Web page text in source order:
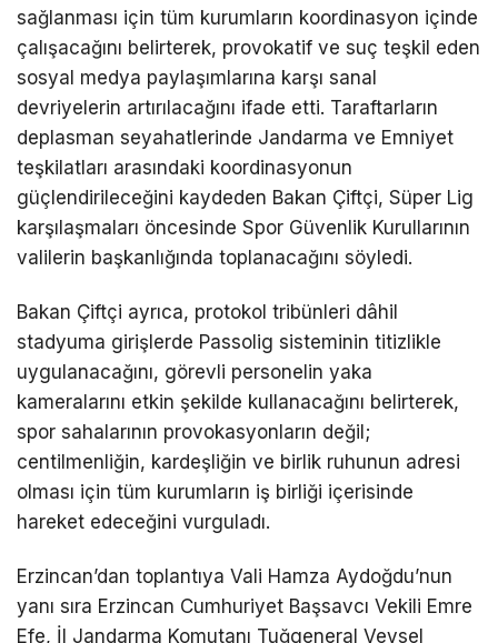
sağlanması için tüm kurumların koordinasyon içinde
çalışacağını belirterek, provokatif ve suç teşkil eden
sosyal medya paylaşımlarına karşı sanal
devriyelerin artırılacağını ifade etti. Taraftarların
deplasman seyahatlerinde Jandarma ve Emniyet
teşkilatları arasındaki koordinasyonun
güçlendirileceğini kaydeden Bakan Çiftçi, Süper Lig
karşılaşmaları öncesinde Spor Güvenlik Kurullarının
valilerin başkanlığında toplanacağını söyledi.
Bakan Çiftçi ayrıca, protokol tribünleri dâhil
stadyuma girişlerde Passolig sisteminin titizlikle
uygulanacağını, görevli personelin yaka
kameralarını etkin şekilde kullanacağını belirterek,
spor sahalarının provokasyonların değil;
centilmenliğin, kardeşliğin ve birlik ruhunun adresi
olması için tüm kurumların iş birliği içerisinde
hareket edeceğini vurguladı.
Erzincan’dan toplantıya Vali Hamza Aydoğdu’nun
yanı sıra Erzincan Cumhuriyet Başsavcı Vekili Emre
Efe, İl Jandarma Komutanı Tuğgeneral Veysel